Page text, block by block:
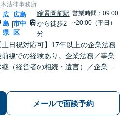
法律事務所
広
島
県
|
広島
市中
区
縮景園前駅
から徒歩2
分
営業時間：09:00
~20:00（平日）
土日祝対応可】17年以上の企業法務
前線での経験あり。企業法務／事業
（経営者の相続・遺言）／企業の
を活かした的確な対応で、企業の発
と経営をサポート。顧問契約もお任
メールで面談予約